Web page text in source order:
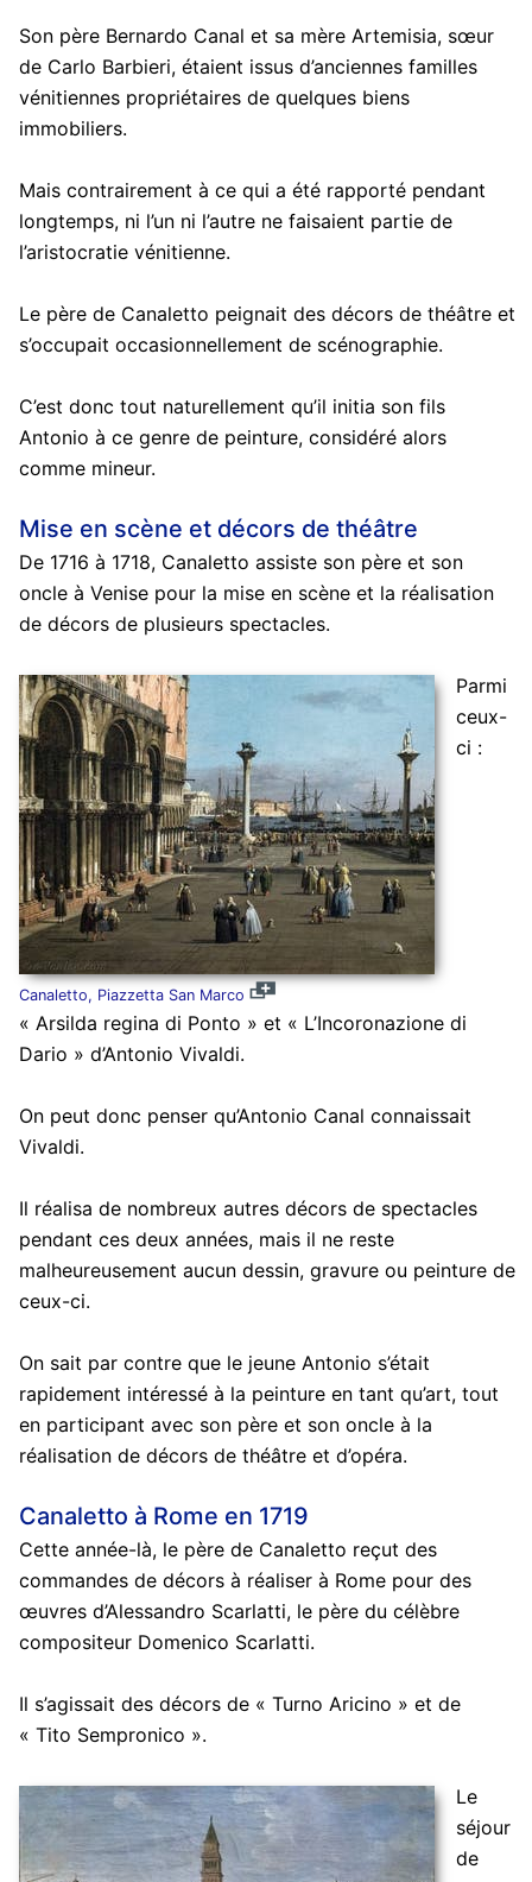
Son père Bernardo Canal et sa mère Artemisia, sœur
de Carlo Barbieri, étaient issus d’anciennes familles
vénitiennes propriétaires de quelques biens
immobiliers.
Mais contrairement à ce qui a été rapporté pendant
longtemps, ni l’un ni l’autre ne faisaient partie de
l’aristocratie vénitienne.
Le père de Canaletto peignait des décors de théâtre et
s’occupait occasionnellement de scénographie.
C’est donc tout naturellement qu’il initia son fils
Antonio à ce genre de peinture, considéré alors
comme mineur.
Mise en scène et décors de théâtre
De 1716 à 1718, Canaletto assiste son père et son
oncle à Venise pour la mise en scène et la réalisation
de décors de plusieurs spectacles.
Canaletto, Piazzetta San Marco
Parmi
ceux-
ci :
« Arsilda regina di Ponto » et « L’Incoronazione di
Dario » d’Antonio Vivaldi.
On peut donc penser qu’Antonio Canal connaissait
Vivaldi.
Il réalisa de nombreux autres décors de spectacles
pendant ces deux années, mais il ne reste
malheureusement aucun dessin, gravure ou peinture de
ceux-ci.
On sait par contre que le jeune Antonio s’était
rapidement intéressé à la peinture en tant qu’art, tout
en participant avec son père et son oncle à la
réalisation de décors de théâtre et d’opéra.
Canaletto à Rome en 1719
Cette année-là, le père de Canaletto reçut des
commandes de décors à réaliser à Rome pour des
œuvres d’Alessandro Scarlatti, le père du célèbre
compositeur Domenico Scarlatti.
Il s’agissait des décors de « Turno Aricino » et de
« Tito Sempronico ».
Le
séjour
de